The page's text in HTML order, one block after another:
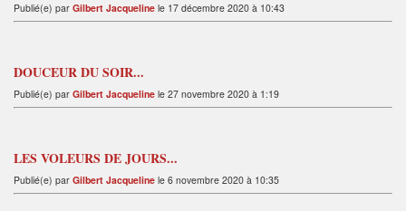
Publié(e) par Gilbert Jacqueline le 17 décembre 2020 à 10:43
DOUCEUR DU SOIR...
Publié(e) par Gilbert Jacqueline le 27 novembre 2020 à 1:19
LES VOLEURS DE JOURS...
Publié(e) par Gilbert Jacqueline le 6 novembre 2020 à 10:35